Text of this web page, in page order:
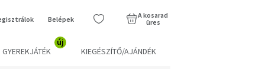
Belépek
A kosarad
üres
GYEREKJÁTÉK
új
KIEGÉSZÍTŐ/AJÁNDÉK